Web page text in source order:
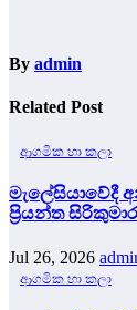
By admin
Related Post
ආගමික හා කලා
මැලේසියාවේදී
ප්‍රියන්ත
Jul 26, 2026
ආගමික හා කලා